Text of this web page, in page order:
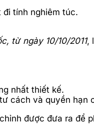
tính nghiêm túc.
từ ngày 10/10/2011,
nhất thiết kế.
cách và quyền hạn
được đưa ra để